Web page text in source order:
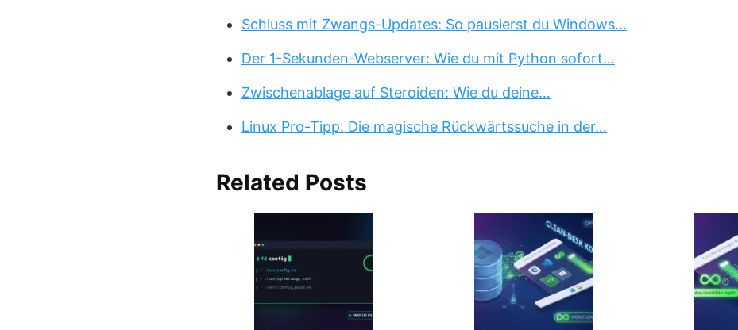
Schluss mit Zwangs-Updates: So pausierst du Windows…
Der 1-Sekunden-Webserver: Wie du mit Python sofort…
Zwischenablage auf Steroiden: Wie du deine…
Linux Pro-Tipp: Die magische Rückwärtssuche in der…
Related Posts